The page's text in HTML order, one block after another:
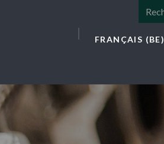
FRANÇAIS (BE)